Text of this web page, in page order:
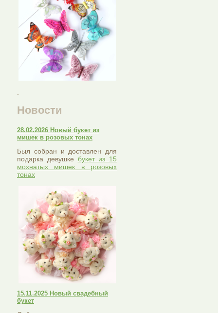
Новости
28.02.2026 Новый букет из
мишек в розовых тонах
Был собран и доставлен для
подарка девушке букет из 15
мохнатых мишек в розовых
тонах
15.11.2025 Новый свадебный
букет